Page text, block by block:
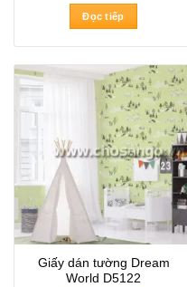
Đọc tiếp
Giấy dán tường Dream
World D5122